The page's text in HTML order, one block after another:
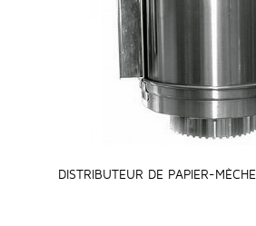
DISTRIBUTEUR DE PAPIER-